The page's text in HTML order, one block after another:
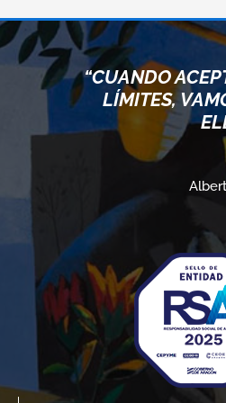
“CUANDO
LÍMITES, VAMOS
Albert